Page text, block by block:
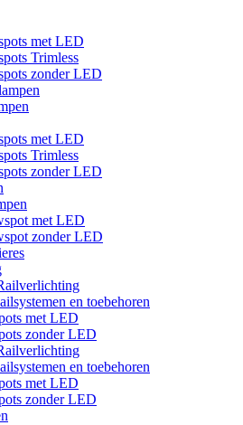
met LED
Trimless
zonder LED
met LED
Trimless
zonder LED
met LED
zonder LED
en toebehoren
met LED
zonder LED
en toebehoren
met LED
zonder LED